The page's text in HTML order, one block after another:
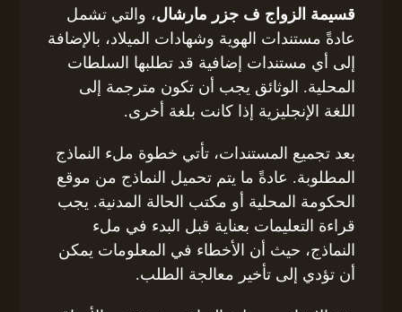
قسيمة الزواج ف جزر مارشال، والتي تشمل
عادةً مستندات الهوية وشهادات الميلاد، بالإضافة
إلى أي مستندات إضافية قد تطلبها السلطات
المحلية. الوثائق يجب أن تكون مترجمة إلى
اللغة الإنجليزية إذا كانت بلغة أخرى.
بعد تجميع المستندات، تأتي خطوة ملء النماذج
المطلوبة. عادةً ما يتم تحميل النماذج من موقع
الحكومة المحلية أو مكتب الحالة المدنية. يجب
قراءة التعليمات بعناية قبل البدء في ملء
النماذج، حيث أن الأخطاء في المعلومات يمكن
أن تؤدي إلى تأخير معالجة الطلب.